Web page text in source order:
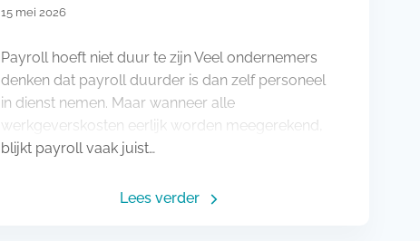
15 mei 2026
Payroll hoeft niet duur te zijn Veel ondernemers
denken dat payroll duurder is dan zelf personeel
in dienst nemen. Maar wanneer alle
werkgeverskosten eerlijk worden meegerekend,
blijkt payroll vaak juist…
Lees verder